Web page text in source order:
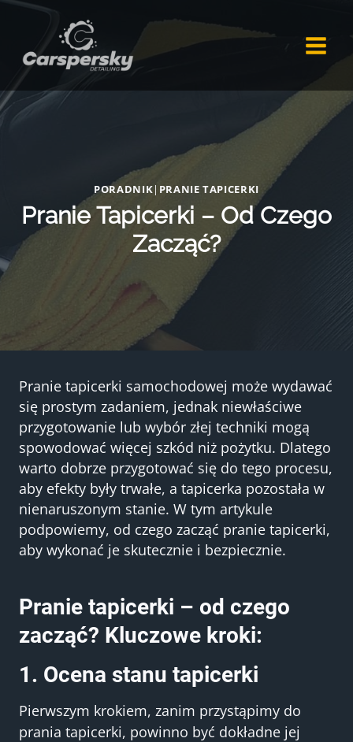
Przejdź
treści
PORADNIK| PRANIE TAPICERKI
Pranie Tapicerki – Od Czego
Zacząć?
Pranie tapicerki samochodowej może wydawać
się prostym zadaniem, jednak niewłaściwe
przygotowanie lub wybór złej techniki mogą
spowodować więcej szkód niż pożytku. Dlatego
warto dobrze przygotować się do tego procesu,
aby efekty były trwałe, a tapicerka pozostała w
nienaruszonym stanie. W tym artykule
podpowiemy, od czego zacząć pranie tapicerki,
aby wykonać je skutecznie i bezpiecznie.
Pranie tapicerki – od czego
zacząć? Kluczowe kroki:
1. Ocena stanu tapicerki
Pierwszym krokiem, zanim przystąpimy do
prania tapicerki, powinno być dokładne jej